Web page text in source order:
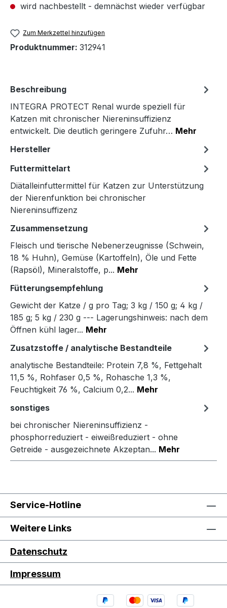
wird nachbestellt - demnächst wieder verfügbar
Zum Merkzettel hinzufügen
Produktnummer: 312941
Beschreibung
INTEGRA PROTECT Renal wurde speziell für
Katzen mit chronischer Niereninsuffizienz
entwickelt. Die deutlich geringere Zufuhr… Mehr
Hersteller
Futtermittelart
Diätalleinfuttermittel für Katzen zur Unterstützung
der Nierenfunktion bei chronischer
Niereninsuffizenz
Zusammensetzung
Fleisch und tierische Nebenerzeugnisse (Schwein,
18 % Huhn), Gemüse (Kartoffeln), Öle und Fette
(Rapsöl), Mineralstoffe, p... Mehr
Fütterungsempfehlung
Gewicht der Katze / g pro Tag; 3 kg / 150 g; 4 kg /
185 g; 5 kg / 230 g --- Lagerungshinweis: nach dem
Öffnen kühl lager... Mehr
Zusatzstoffe / analytische Bestandteile
analytische Bestandteile: Protein 7,8 %, Fettgehalt
11,5 %, Rohfaser 0,5 %, Rohasche 1,3 %,
Feuchtigkeit 76 %, Calcium 0,2... Mehr
sonstiges
bei chronischer Niereninsuffizienz -
phosphorreduziert - eiweißreduziert - ohne
Getreide - ausgezeichnete Akzeptan... Mehr
Service-Hotline
Weitere Links
Datenschutz
Impressum